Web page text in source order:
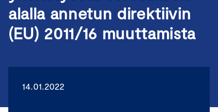
alalla annetun direktiivin
(EU) 2011/16 muuttamista
14.01.2022